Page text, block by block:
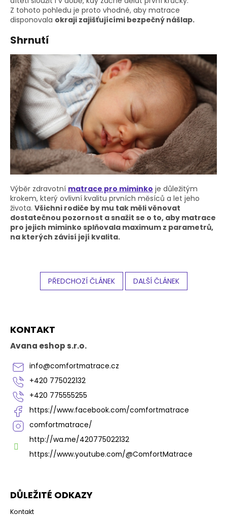
Z tohoto pohledu je proto vhodné, aby matrace
disponovala okraji zajišťujícími bezpečný nášlap.
Shrnutí
Výběr zdravotní matrace pro miminko je důležitým
krokem, který ovlivní kvalitu prvních měsíců a let jeho
života. Všichni rodiče by mu tak měli věnovat
dostatečnou pozornost a snažit se o to, aby matrace
pro jejich miminko splňovala maximum z parametrů,
na kterých závisí její kvalita.
PŘEDCHOZÍ ČLÁNEK DALŠÍ ČLÁNEK
KONTAKT
Avana eshop s.r.o.
info@comfortmatrace.cz
+420 775022132
+420 775555255
https://www.facebook.com/comfortmatrace
comfortmatrace/
http://wa.me/420775022132
https://www.youtube.com/@ComfortMatrace
DŮLEŽITÉ ODKAZY
Kontakt